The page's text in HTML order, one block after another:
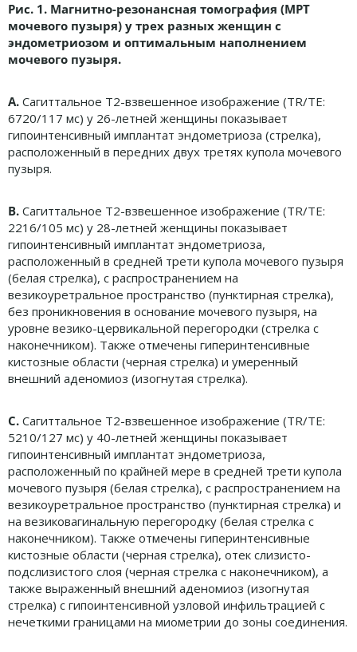
Рис. 1. Магнитно-резонансная томография (МРТ
мочевого пузыря) у трех разных женщин с
эндометриозом и оптимальным наполнением
мочевого пузыря.
A. Сагиттальное T2-взвешенное изображение (TR/TE:
6720/117 мс) у 26-летней женщины показывает
гипоинтенсивный имплантат эндометриоза (стрелка),
расположенный в передних двух третях купола мочевого
пузыря.
B. Сагиттальное T2-взвешенное изображение (TR/TE:
2216/105 мс) у 28-летней женщины показывает
гипоинтенсивный имплантат эндометриоза,
расположенный в средней трети купола мочевого пузыря
(белая стрелка), с распространением на
везикоуретральное пространство (пунктирная стрелка),
без проникновения в основание мочевого пузыря, на
уровне везико-цервикальной перегородки (стрелка с
наконечником). Также отмечены гиперинтенсивные
кистозные области (черная стрелка) и умеренный
внешний аденомиоз (изогнутая стрелка).
C. Сагиттальное T2-взвешенное изображение (TR/TE:
5210/127 мс) у 40-летней женщины показывает
гипоинтенсивный имплантат эндометриоза,
расположенный по крайней мере в средней трети купола
мочевого пузыря (белая стрелка), с распространением на
везикоуретральное пространство (пунктирная стрелка) и
на везиковагинальную перегородку (белая стрелка с
наконечником). Также отмечены гиперинтенсивные
кистозные области (черная стрелка), отек слизисто-
подслизистого слоя (черная стрелка с наконечником), а
также выраженный внешний аденомиоз (изогнутая
стрелка) с гипоинтенсивной узловой инфильтрацией с
нечеткими границами на миометрии до зоны соединения.